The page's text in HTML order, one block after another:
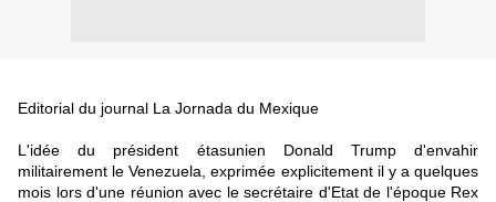
Editorial du journal La Jornada du Mexique
L'idée du président étasunien Donald Trump d'envahir
militairement le Venezuela, exprimée explicitement il y a quelques
mois lors d'une réunion avec le secrétaire d'Etat de l'époque Rex